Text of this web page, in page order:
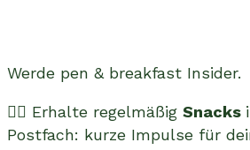
Werde pen & breakfast Insider.
👉🏻 Erhalte regelmäßig Snacks
Postfach: kurze Impulse für